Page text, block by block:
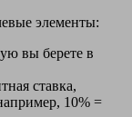
элементы:
вы берете в
ставка,
10% =